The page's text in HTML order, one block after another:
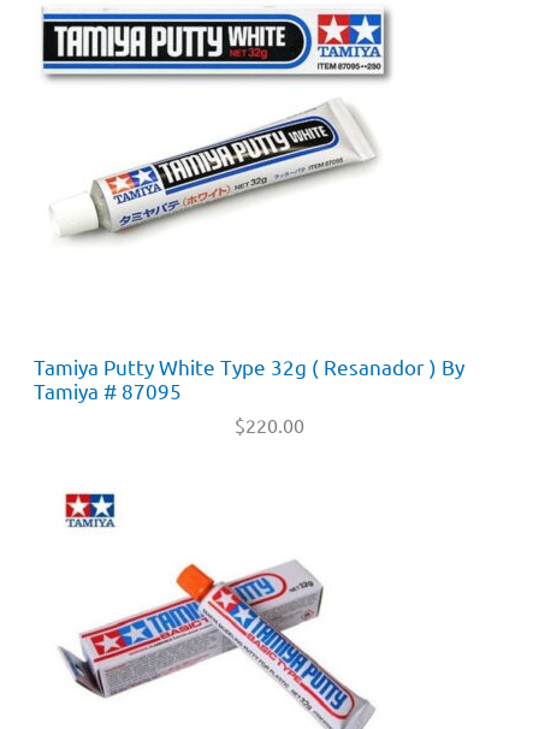
Tamiya Putty White Type 32g ( Resanador ) By
Tamiya # 87095
$220.00